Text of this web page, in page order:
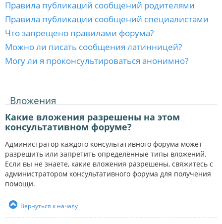
Правила публикаций сообщений родителями
Правила публикации сообщений специалистами
Что запрещено правилами форума?
Можно ли писать сообщения латинницей?
Могу ли я проконсультироваться анонимно?
Вложения
Какие вложения разрешены на этом
консультативном форуме?
Администратор каждого консультативного форума может
разрешить или запретить определённые типы вложений.
Если вы не знаете, какие вложения разрешены, свяжитесь с
администратором консультативного форума для получения
помощи.
Вернуться к началу